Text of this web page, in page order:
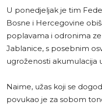
U ponedjeljak je tim
Bosne i Hercegovine
poplavama i odronima
Jablanice, s posebnim
ugroženosti akumulacija
Naime, užas koji se
povukao je za sobom